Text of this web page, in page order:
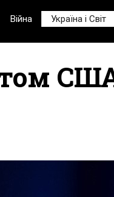
Війна Україна і Світ